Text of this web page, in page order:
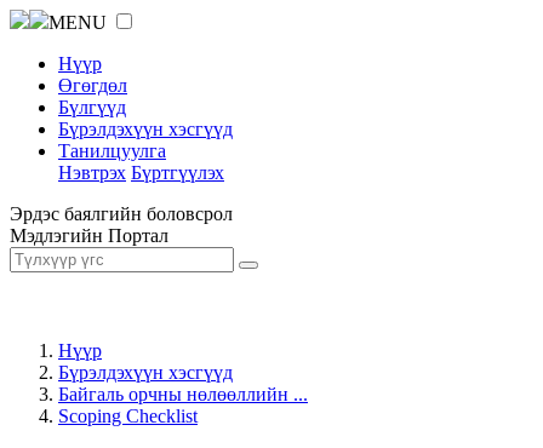
MENU
Нүүр
Өгөгдөл
Бүлгүүд
Бүрэлдэхүүн хэсгүүд
Танилцуулга
Нэвтрэх Бүртгүүлэх
Эрдэс баялгийн боловсрол
Мэдлэгийн Портал
Нүүр
Бүрэлдэхүүн хэсгүүд
Байгаль орчны нөлөөллийн ...
Scoping Checklist